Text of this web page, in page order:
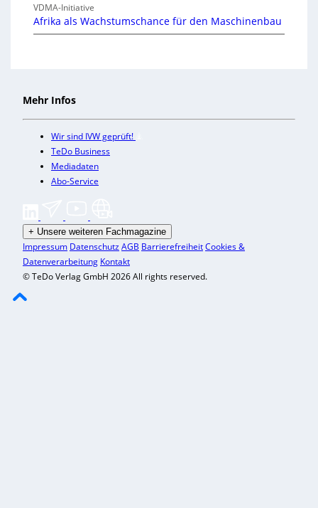
VDMA-Initiative
Afrika als Wachstumschance für den Maschinenbau
Mehr Infos
Wir sind IVW geprüft!
TeDo Business
Mediadaten
Abo-Service
+ Unsere weiteren Fachmagazine
Impressum DatenschutzAGB BarrierefreiheitCookies &
Datenverarbeitung Kontakt
© TeDo Verlag GmbH 2026 All rights reserved.